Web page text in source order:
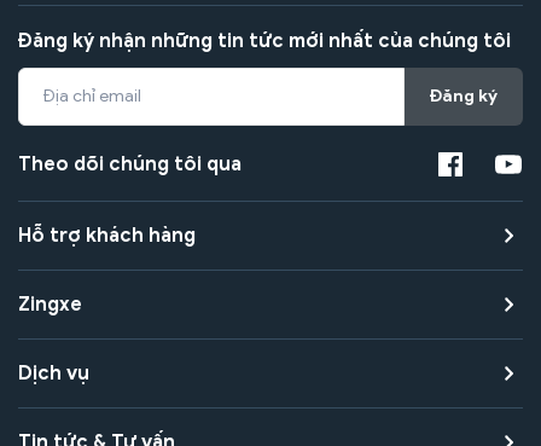
Đăng ký nhận những tin tức mới nhất của chúng tôi
Đăng ký
Theo dõi chúng tôi qua
Hỗ trợ khách hàng
Zingxe
Dịch vụ